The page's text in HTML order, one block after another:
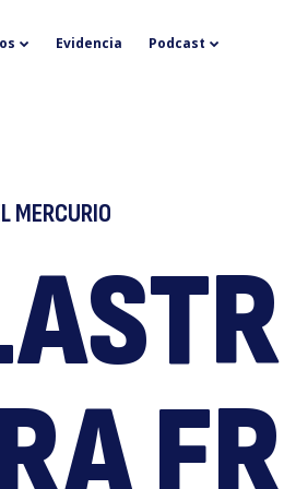
y
Evidencia Podcast
MERCURIO